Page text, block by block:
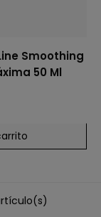
Smoothing
50 Ml